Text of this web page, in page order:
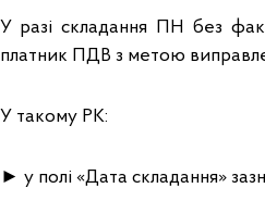
У разі складання ПН без
платник ПДВ з метою
У такому РК:
► у полі «Дата складання»